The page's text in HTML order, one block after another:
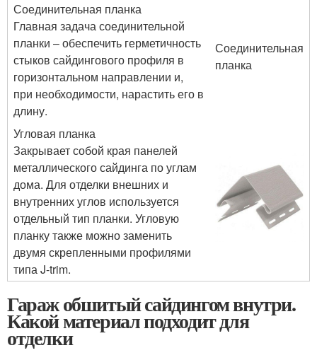
Соединительная планка
Главная задача соединительной
планки – обеспечить герметичность
стыков сайдингового профиля в
горизонтальном направлении и,
при необходимости, нарастить его в
длину.
Соединительная
планка
Угловая планка
Закрывает собой края панелей
металлического сайдинга по углам
дома. Для отделки внешних и
внутренних углов используется
отдельный тип планки. Угловую
планку также можно заменить
двумя скрепленными профилями
типа J-trim.
Гараж обшитый сайдингом внутри.
Какой материал подходит для
отделки